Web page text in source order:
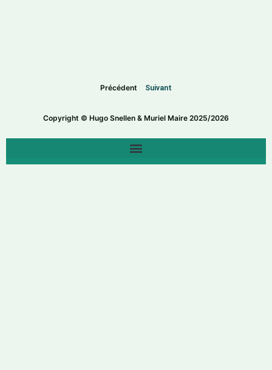
Précédent Suivant
Copyright © Hugo Snellen & Muriel Maire 2025/2026